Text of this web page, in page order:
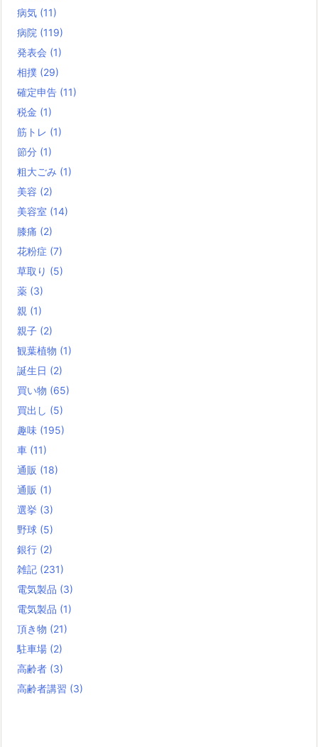
病気 (11)
病院 (119)
発表会 (1)
相撲 (29)
確定申告 (11)
税金 (1)
筋トレ (1)
節分 (1)
粗大ごみ (1)
美容 (2)
美容室 (14)
膝痛 (2)
花粉症 (7)
草取り (5)
薬 (3)
親 (1)
親子 (2)
観葉植物 (1)
誕生日 (2)
買い物 (65)
買出し (5)
趣味 (195)
車 (11)
通販 (18)
通販 (1)
選挙 (3)
野球 (5)
銀行 (2)
雑記 (231)
電気製品 (3)
電気製品 (1)
頂き物 (21)
駐車場 (2)
高齢者 (3)
高齢者講習 (3)